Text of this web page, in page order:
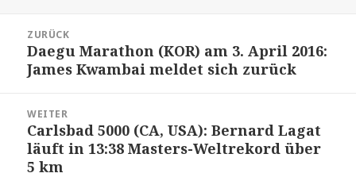
Navigation
ZURÜCK
Vorheriger
Beitrag:
Daegu Marathon (KOR) am 3. April 2016:
James Kwambai meldet sich zurück
WEITER
Nächster
Beitrag:
Carlsbad 5000 (CA, USA): Bernard Lagat
läuft in 13:38 Masters-Weltrekord über
5 km